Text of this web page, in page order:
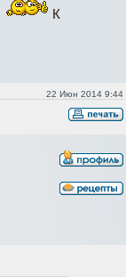
К
22 Июн 2014 9:44